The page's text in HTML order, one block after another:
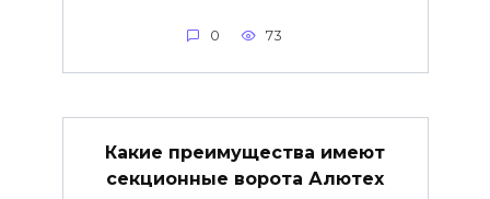
0 73
Какие преимущества имеют
секционные ворота Алютех